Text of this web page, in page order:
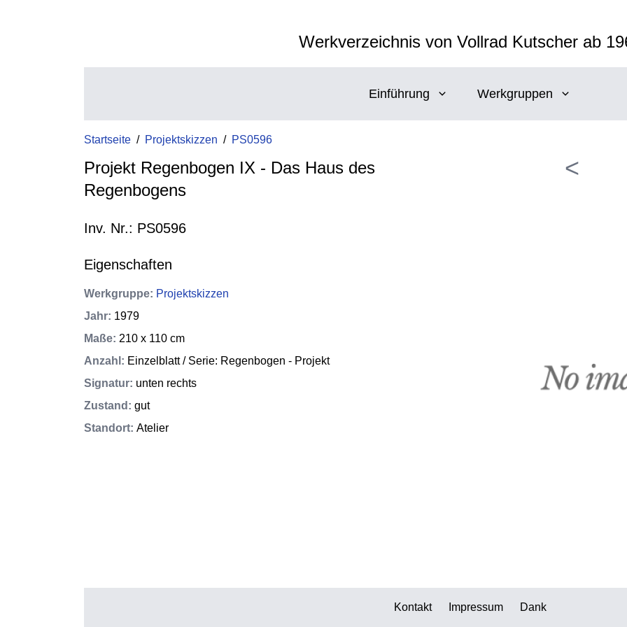
Werkverzeichnis von Vollrad Kutscher ab
Einführung Werkgruppen
Startseite / Projektskizzen / PS0596
Projekt Regenbogen IX - Das Haus des
Regenbogens
Inv. Nr.: PS0596
Eigenschaften
Werkgruppe: Projektskizzen
Jahr: 1979
Maße: 210 x 110 cm
Anzahl : Einzelblatt / Serie: Regenbogen - Projekt
Signatur: unten rechts
Zustand : gut
Standort: Atelier
<
Kontakt Impressum Dank